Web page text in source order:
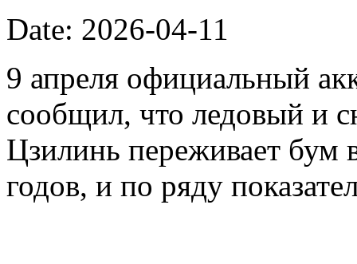
Date: 2026-04-11
9 апреля официальный
сообщил, что ледовый и
Цзилинь переживает бум
годов, и по ряду